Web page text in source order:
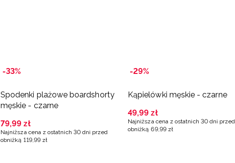
-33%
Spodenki plażowe boardshorty
męskie - czarne
79,99 zł
Najniższa cena z ostatnich 30 dni przed
obniżką 119, 99 zł
-29%
Kąpielówki męskie - czarne
49,99 zł
Najniższa cena z ostatnich 30 dni przed
obniżką 69, 99 zł